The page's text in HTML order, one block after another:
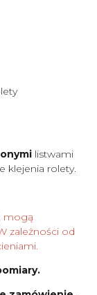
listwami
klejenia rolety.
mogą
zależności od